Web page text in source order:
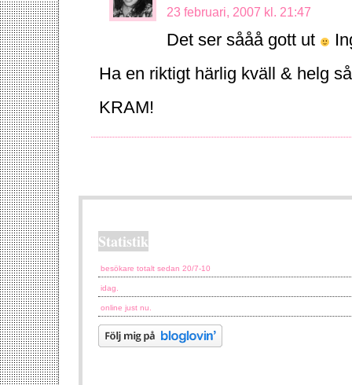
23 februari, 2007 kl. 21:47
Det ser sååå gott ut
Ha en riktigt härlig kväll & helg
KRAM!
Statistik
besökare totalt sedan 20/7-10
idag.
online just nu.